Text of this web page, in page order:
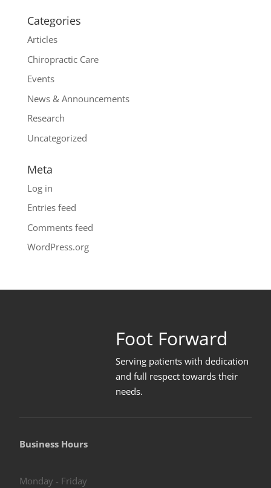
Categories
Articles
Chiropractic Care
Events
News & Announcements
Research
Uncategorized
Meta
Log in
Entries feed
Comments feed
WordPress.org
Foot Forward
Serving patients with dedication
and full respect towards their
needs.
Business Hours
Monday - Friday